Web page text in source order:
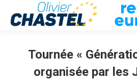
Tournée «
organisée par les